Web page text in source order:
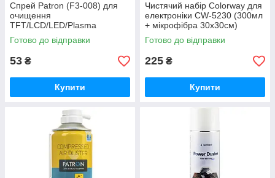
Спрей Patron (F3-008) для
очищення
TFT/LCD/LED/Plasma
екранів, 100 мл
Готово до відправки
53 ₴
Купити
Чистячий набір Colorway для
електроніки CW-5230 (300мл
+ мікрофібра 30х30см)
Готово до відправки
225 ₴
Купити